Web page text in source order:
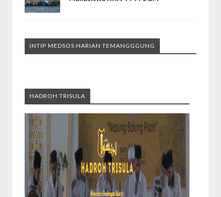
INTIP MEDSOS HARIAN TEMANGGGUNG
HADROH TRISULA